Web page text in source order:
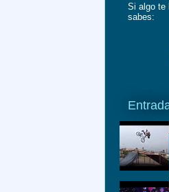
Si algo te
sabes: